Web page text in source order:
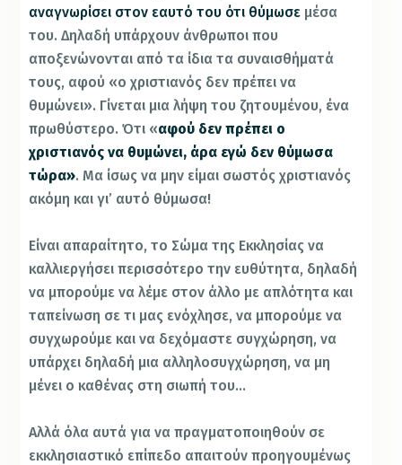
αναγνωρίσει στον εαυτό του ότι θύμωσε μέσα
του. Δηλαδή υπάρχουν άνθρωποι που
αποξενώνονται από τα ίδια τα συναισθήματά
τους, αφού «ο χριστιανός δεν πρέπει να
θυμώνει». Γίνεται μια λήψη του ζητουμένου, ένα
πρωθύστερο. Ότι «αφού δεν πρέπει ο
χριστιανός να θυμώνει, άρα εγώ δεν θύμωσα
τώρα». Μα ίσως να μην είμαι σωστός χριστιανός
ακόμη και γι’ αυτό θύμωσα!
Είναι απαραίτητο, το Σώμα της Εκκλησίας να
καλλιεργήσει περισσότερο την ευθύτητα, δηλαδή
να μπορούμε να λέμε στον άλλο με απλότητα και
ταπείνωση σε τι μας ενόχλησε, να μπορούμε να
συγχωρούμε και να δεχόμαστε συγχώρηση, να
υπάρχει δηλαδή μια αλληλοσυγχώρηση, να μη
μένει ο καθένας στη σιωπή του…
Αλλά όλα αυτά για να πραγματοποιηθούν σε
εκκλησιαστικό επίπεδο απαιτούν προηγουμένως